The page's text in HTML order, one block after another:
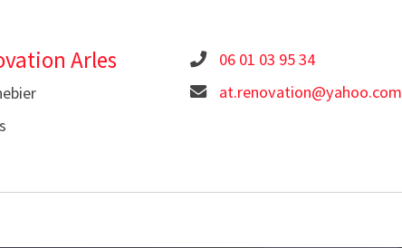
Arles
06 01 03 95 34
at.renovation@yahoo.com